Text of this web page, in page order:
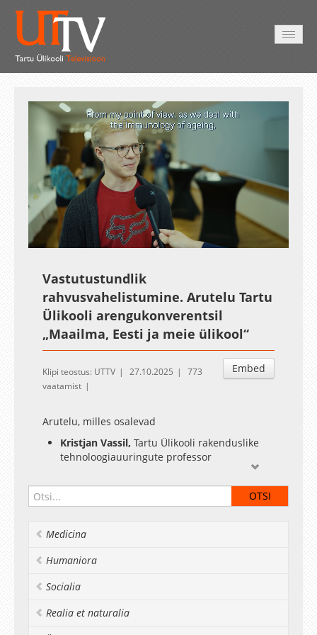
Unmute Loaded:
1.16%
Esituskiirused
Vastutustundlik
rahvusvahelistumine. Arutelu Tartu
Ülikooli arengukonverentsil
„Maailma, Eesti ja meie ülikool“
Embed
Klipi teostus: UTTV 27.10.2025
773
vaatamist
Arutelu, milles osalevad
Kristjan Vassil, Tartu Ülikooli rakenduslike
tehnoloogiauuringute professor
Groningeni Ülikooli rahandusökonoomika
professor
Virve
psühholingvistika professor
Heli Aru
27. oktoobril 2025 kell 13–18 toimus Tartu
Medicina
Humaniora
Socialia
Realia et naturalia